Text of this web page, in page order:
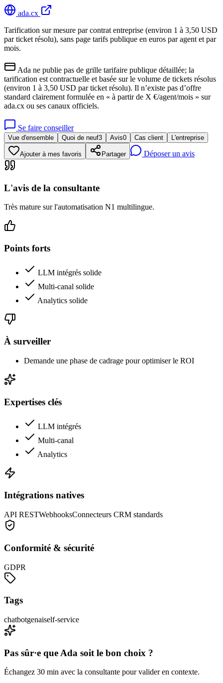
ada.cx
Tarification sur mesure par contrat entreprise (environ 1 à 3,50 USD
par ticket résolu), sans page tarifs publique en euros par agent et par
mois.
Ada ne publie pas de grille tarifaire publique détaillée; la
tarification est contractuelle et basée sur le volume de tickets résolus
(environ 1 à 3,50 USD par ticket résolu). Il n’existe pas d’offre
standard clairement formulée en « à partir de X €/agent/mois » sur
ada.cx ou ses canaux officiels.
Se faire conseiller
Vue d'ensemble Quoi de neuf3 Avis0 Cas client L'entreprise
Ajouter à mes favoris Partager Déposer un avis
L'avis de la consultante
Très mature sur l'automatisation N1 multilingue.
Points forts
LLM intégrés solide
Multi-canal solide
Analytics solide
À surveiller
Demande une phase de cadrage pour optimiser le ROI
Expertises clés
LLM intégrés
Multi-canal
Analytics
Intégrations natives
API RESTWebhooksConnecteurs CRM standards
Conformité & sécurité
GDPR
Tags
chatbotgenaiself-service
Pas sûr·e que Ada soit le bon choix ?
Échangez 30 min avec la consultante pour valider en contexte.